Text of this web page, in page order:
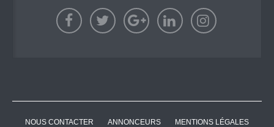
NOUS CONTACTER ANNONCEURS
MENTIONS LÉGALES